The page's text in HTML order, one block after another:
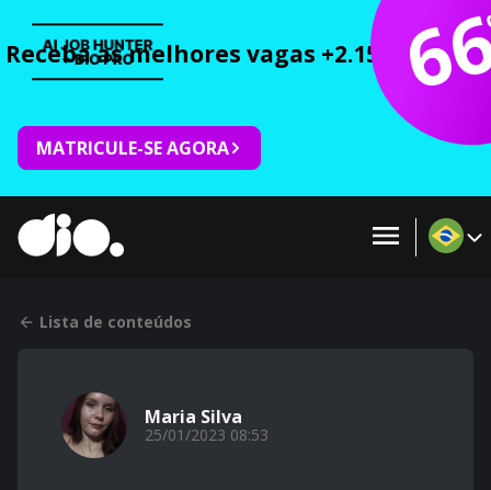
Receba as melhores vagas +2.150 cursos
MATRICULE-SE AGORA
Lista de conteúdos
Maria Silva
25/01/2023 08:53